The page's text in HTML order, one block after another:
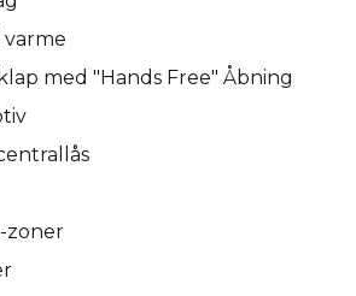
varme
med "Hands Free" Åbning
zoner